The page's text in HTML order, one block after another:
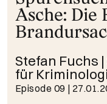
Asche:
Stefan Fuchs
für
Episode 09 |